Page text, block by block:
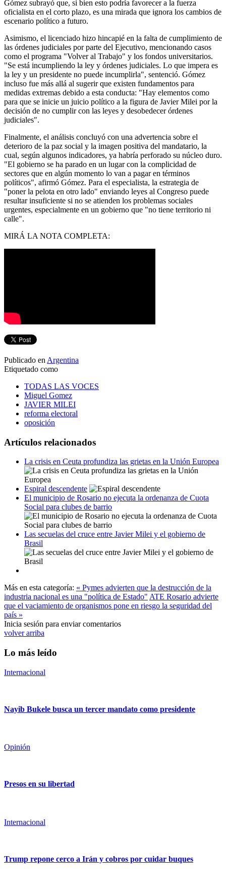
Gómez subrayó que, si bien esto podría favorecer a la fuerza
oficialista en el corto plazo, es una mirada que ignora los cambios de
escenario político a futuro.
Asimismo, el licenciado hizo hincapié en la falta de cumplimiento de
las órdenes judiciales por parte del Ejecutivo, mencionando casos
como el programa "Volver al Trabajo" y los fondos universitarios.
"Se está incumpliendo la ley y órdenes judiciales. Lo que impera es
la ley y un presidente no puede incumplirla", sentenció. Gómez
incluso fue más allá al sugerir que existen fundamentos para
medidas extremas debido a esta conducta: "Hay elementos como
para que se inicie un juicio político a la figura de Javier Milei por la
decisión de no cumplir con las leyes y desobedecer órdenes
judiciales".
Finalmente, el análisis concluyó con una advertencia sobre el
deterioro de la paz social y la imagen positiva del mandatario, la
cual, según algunos indicadores, ya habría perforado su núcleo duro.
"El gobierno se ha parado en un lugar con la complicidad de
sectores que en algún momento lo van a pagar en términos
políticos", afirmó Gómez. Para el especialista, la estrategia de
"poner la pelota en otro lado" enviando leyes al Congreso puede
resultar insuficiente si no se atienden los problemas sociales
urgentes, especialmente en un gobierno que "no tiene territorio ni
calle".
MIRÁ LA NOTA COMPLETA:
Publicado en Argentina
Etiquetado como
TODAS LAS VOCES
Miguel Gomez
JAVIER MILEI
reforma electoral
oposición
Artículos relacionados
La crisis en Ceuta profundiza las grietas en la Unión Europea
Espiral descendente
El municipio de Rosario no ejecuta la ordenanza de Cuota
Social para clubes de barrio
Las secuelas del cruce entre Javier Milei y el gobierno de
Brasil
Más en esta categoría: « Pymes advierten que la destrucción de la
industria nacional es una "política de Estado" ATE Rosario advierte
que el vaciamiento de organismos pone en riesgo la seguridad del
país »
Inicia sesión para enviar comentarios
volver arriba
Lo más leído
Internacional
Nayib Bukele busca un tercer mandato como presidente
Opinión
Presos en su libertad
Internacional
Trump repone cerco a Irán y cobros por cuidar buques